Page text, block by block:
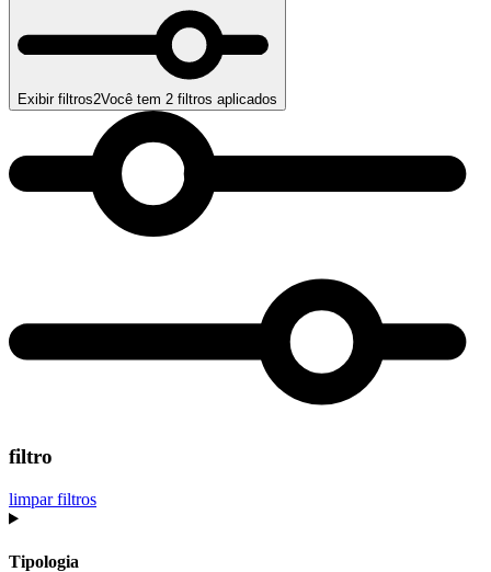
Exibir filtros2Você tem 2 filtros aplicados
filtro
limpar filtros
Tipologia